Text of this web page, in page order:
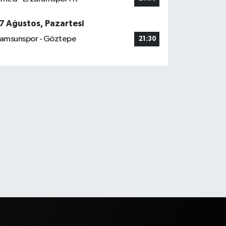
Ağustos, Pazartesi
- Göztepe
21:30